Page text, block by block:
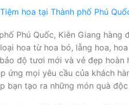
Phú Quốc, Kiên Giang
hoa từ hoa bó, lẵng hoa,
độ tươi mới và vẻ đẹp hoàn
ứng mọi yêu cầu của khách
bạn tạo ra những món quà